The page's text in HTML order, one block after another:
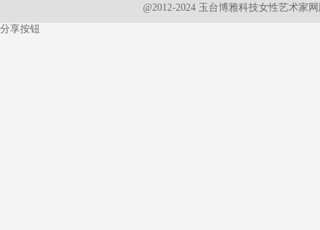
@2012-2024 玉台博雅科技女性艺术家
分享按钮